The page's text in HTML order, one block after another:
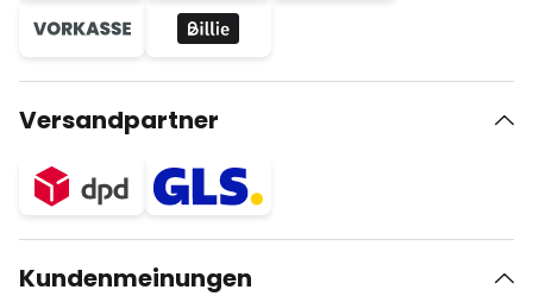
Versandpartner
Kundenmeinungen